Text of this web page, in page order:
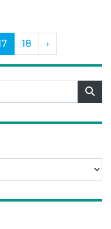
(current)
18 ›